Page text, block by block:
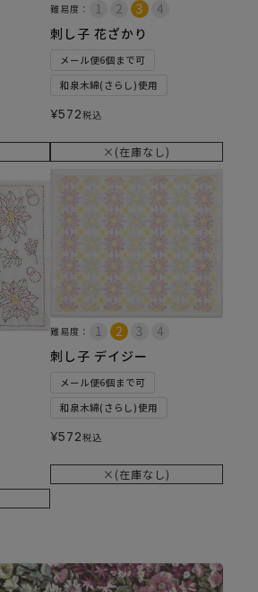
難易度：
刺し子 花ざかり
メール便6個まで可
和泉木綿(さらし)使用
¥572税込
×(在庫なし)
難易度：
刺し子 デイジー
メール便6個まで可
和泉木綿(さらし)使用
¥572税込
×(在庫なし)